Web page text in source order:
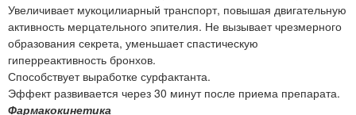
Увеличивает мукоцилиарный транспорт, повышая двигательную
активность мерцательного эпителия. Не вызывает чрезмерного
образования секрета, уменьшает спастическую
гиперреактивность бронхов.
Способствует выработке сурфактанта.
Эффект развивается через 30 минут после приема препарата.
Фармакокинетика